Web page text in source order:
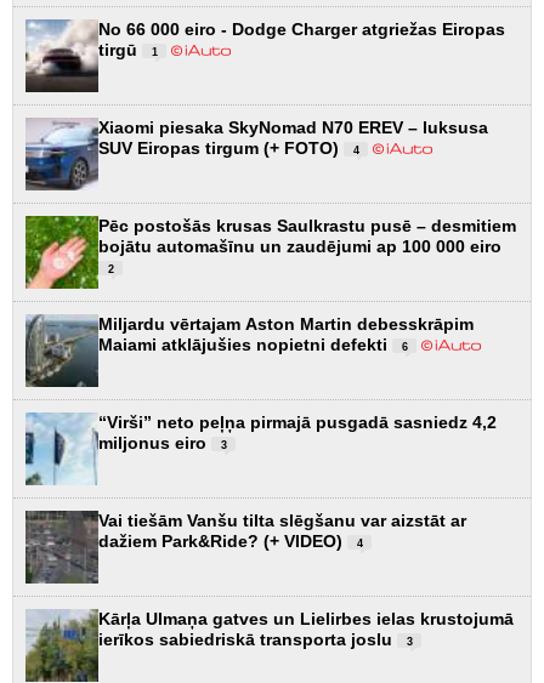
No 66 000 eiro - Dodge Charger atgriežas Eiropas
tirgū
1
Xiaomi piesaka SkyNomad N70 EREV – luksusa
SUV Eiropas tirgum (+ FOTO)
4
Pēc postošās krusas Saulkrastu pusē – desmitiem
bojātu automašīnu un zaudējumi ap 100 000 eiro
2
Miljardu vērtajam Aston Martin debesskrāpim
Maiami atklājušies nopietni defekti
6
“Virši” neto peļņa pirmajā pusgadā sasniedz 4,2
miljonus eiro
3
Vai tiešām Vanšu tilta slēgšanu var aizstāt ar
dažiem Park&Ride? (+ VIDEO)
4
Kārļa Ulmaņa gatves un Lielirbes ielas krustojumā
ierīkos sabiedriskā transporta joslu
3